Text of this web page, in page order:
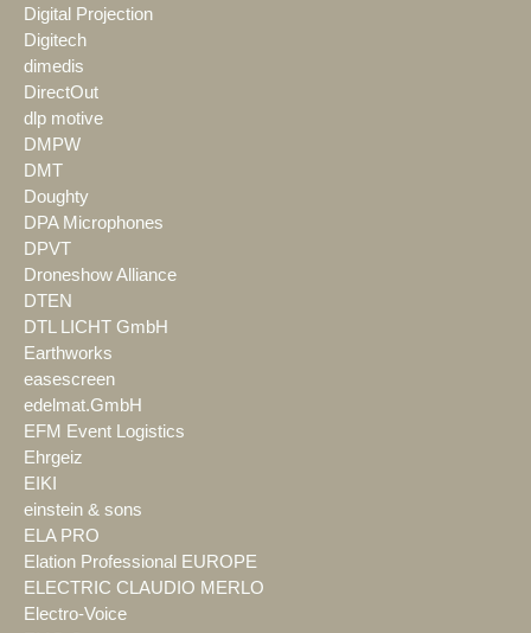
Digital Projection
Digitech
dimedis
DirectOut
dlp motive
DMPW
DMT
Doughty
DPA Microphones
DPVT
Droneshow Alliance
DTEN
DTL LICHT GmbH
Earthworks
easescreen
edelmat.GmbH
EFM Event Logistics
Ehrgeiz
EIKI
einstein & sons
ELA PRO
Elation Professional EUROPE
ELECTRIC CLAUDIO MERLO
Electro-Voice